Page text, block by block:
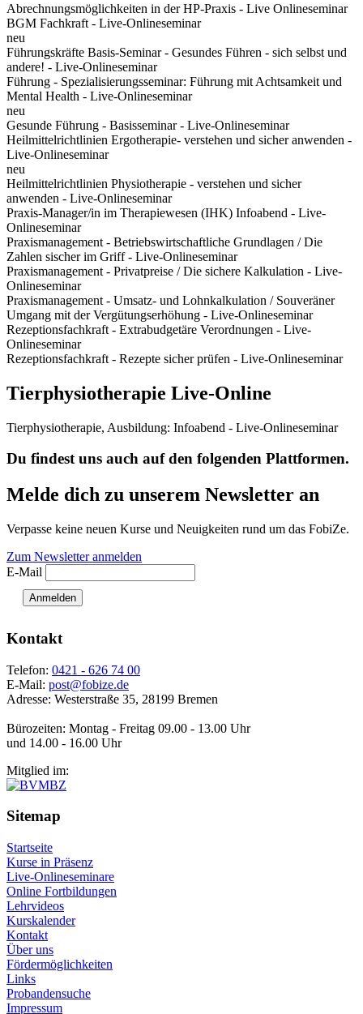
Abrechnungsmöglichkeiten in der HP-Praxis - Live Onlineseminar
BGM Fachkraft - Live-Onlineseminar
neu
Führungskräfte Basis-Seminar - Gesundes Führen - sich selbst und
andere! - Live-Onlineseminar
Führung - Spezialisierungsseminar: Führung mit Achtsamkeit und
Mental Health - Live-Onlineseminar
neu
Gesunde Führung - Basisseminar - Live-Onlineseminar
Heilmittelrichtlinien Ergotherapie- verstehen und sicher anwenden -
Live-Onlineseminar
neu
Heilmittelrichtlinien Physiotherapie - verstehen und sicher
anwenden - Live-Onlineseminar
Praxis-Manager/in im Therapiewesen (IHK) Infoabend - Live-
Onlineseminar
Praxismanagement - Betriebswirtschaftliche Grundlagen / Die
Zahlen sischer im Griff - Live-Onlineseminar
Praxismanagement - Privatpreise / Die sichere Kalkulation - Live-
Onlineseminar
Praxismanagement - Umsatz- und Lohnkalkulation / Souveräner
Umgang mit der Vergütungserhöhung - Live-Onlineseminar
Rezeptionsfachkraft - Extrabudgetäre Verordnungen - Live-
Onlineseminar
Rezeptionsfachkraft - Rezepte sicher prüfen - Live-Onlineseminar
Tierphysiotherapie Live-Online
Tierphysiotherapie, Ausbildung: Infoabend - Live-Onlineseminar
Du findest uns auch auf den folgenden Plattformen.
Melde dich zu unserem Newsletter an
Verpasse keine neuen Kurse und Neuigkeiten rund um das FobiZe.
Zum Newsletter anmelden
E-Mail
Anmelden
Kontakt
Telefon: 0421 - 626 74 00
E-Mail: post@fobize.de
Adresse: Westerstraße 35, 28199 Bremen
Bürozeiten: Montag - Freitag 09.00 - 13.00 Uhr
und 14.00 - 16.00 Uhr
Mitglied im:
Sitemap
Startseite
Kurse in Präsenz
Live-Onlineseminare
Online Fortbildungen
Lehrvideos
Kurskalender
Kontakt
Über uns
Fördermöglichkeiten
Links
Probandensuche
Impressum